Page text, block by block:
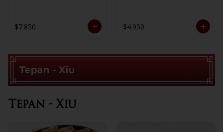
$7.850 $4.950
Tepan - Xiu